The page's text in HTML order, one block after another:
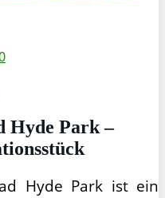
Hyde Park –
Hyde Park ist ein